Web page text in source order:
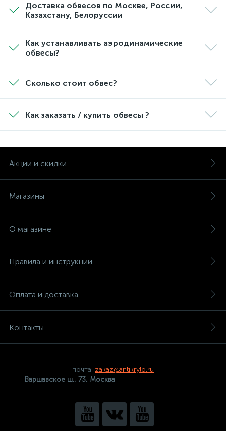
Доставка обвесов по Москве, России,
Казахстану, Белоруссии
Как устанавливать аэродинамические
обвесы?
Сколько стоит обвес?
Как заказать / купить обвесы ?
Акции и скидки
Магазины
О магазине
Правила и инструкции
Оплата и доставка
Контакты
почта: zakaz@antikrylo.ru
Варшавское ш., 73, Москва